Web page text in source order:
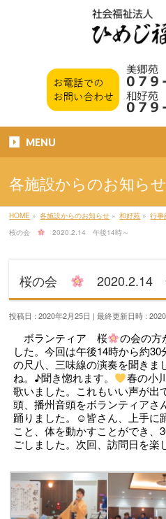
MENU
各施設からのお知らせ
HOME » 各施設からのお知らせ » 和好苑 » 行事
桜の会
2020.2.14 午後14時～
桜の会 2020.2.14
投稿日 : 2020年2月25日 最終更新日時 :
ボランティア 桜
の会の方
した。今回は午後14時から約
の尺八、三味線の演奏を聞きま
ね。♪聞き惚れます。
春の小
歌いました。これもいい声が出
頭、播州音頭をボランティアさ
踊りました。☺皆さん、上手に
こと、体を動かすことができ、
ごしました。次回、訪問日を